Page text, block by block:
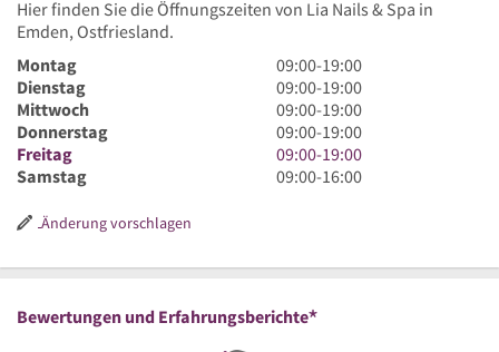
Hier finden Sie die Öffnungszeiten von Lia Nails & Spa in
Emden, Ostfriesland.
Montag
9
Uhr
bis
19
Uhr
09:00-19:00
Dienstag
9
Uhr
bis
19
Uhr
09:00-19:00
Mittwoch
9
Uhr
bis
19
09:00-19:00
Donnerstag
9
Uhr
bis
09:00-19:00
Freitag
9
Uhr
09:00-19:00
Samstag
9
Uhr
09:00-16:00
Änderung vorschlagen
Bewertungen und Erfahrungsberichte*